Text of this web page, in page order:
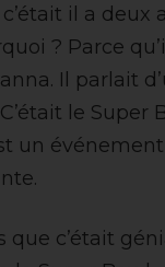
il a deux
? Parce
Il parlait
le Super
un
que c’était